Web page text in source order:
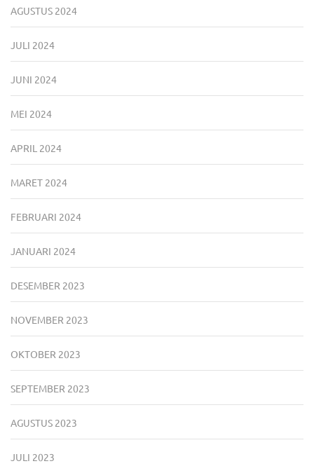
AGUSTUS 2024
JULI 2024
JUNI 2024
MEI 2024
APRIL 2024
MARET 2024
FEBRUARI 2024
JANUARI 2024
DESEMBER 2023
NOVEMBER 2023
OKTOBER 2023
SEPTEMBER 2023
AGUSTUS 2023
JULI 2023